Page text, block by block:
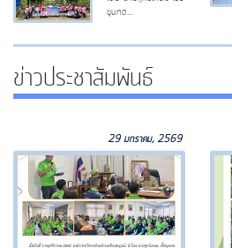
ขุนทด…
ข่าวประชาสัมพันธ์
29 มกราคม, 2569